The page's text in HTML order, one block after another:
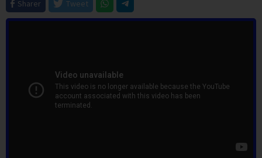
Sharer
Tweet